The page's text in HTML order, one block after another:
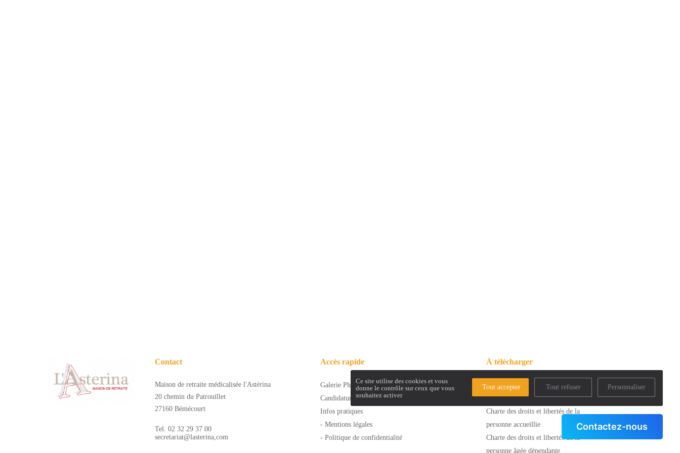
Contactez-nous
Contact
Maison de retraite médicalisée l'Astérina
20 chemin du Patrouillet
27160 Bémécourt
Tel. 02 32 29 37 00
secretariat@lasterina,com
Accès rapide
Galerie Photo
Candidature spontanée
Infos pratiques
- Mentions légales
- Politique de confidentialité
À télécharger
Documentations
Dossier d'inscription
Charte des droits et libertés de la
personne accueillie
Charte des droits et libertés de la
personne âgée dépendante
Ce site utilise des cookies et vous
donne le contrôle sur ceux que vous
souhaitez activer
Tout accepter Tout refuser Personnaliser